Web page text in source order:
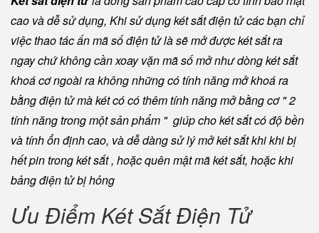
cao và dễ sử dụng, Khi sử dụng két sắt điện tử các bạn chỉ
việc thao tác ấn mã số điện tử là sẽ mở được két sắt ra
ngay chứ không cần xoay vặn mã số mở như dòng két sắt
khoá cơ ngoài ra không những có tính năng mở khoá ra
bằng điện tử mà két có có thêm tính năng mở bằng cơ " 2
tính năng trong một sản phẩm " giúp cho két sắt có độ bền
và tính ổn định cao, và dễ dàng sử lý mở két sắt khi khi bị
hết pin trong két sắt , hoặc quên mật mã két sắt, hoặc khi
bảng điện tử bị hỏng
Ưu Điểm Két Sắt Điện Tử